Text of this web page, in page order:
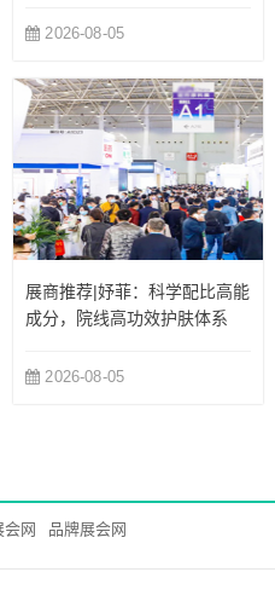
2026-08-05
展商推荐|妤菲：科学配比高能
成分，院线高功效护肤体系
2026-08-05
会网 品牌展会网